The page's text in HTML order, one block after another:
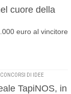
cuore della
euro al vincitore
CONCORSI DI IDEE
TapiNOS, in